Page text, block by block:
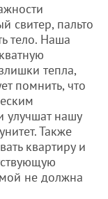
свитер, пальто
тело. Наша
тепла,
помнить, что
улучшат нашу
Также
квартиру и
не должна